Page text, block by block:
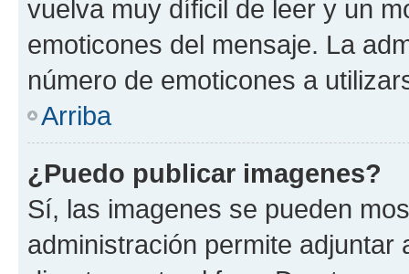
vuelva muy díficil de leer y un
emoticones del mensaje. La
número de emoticones a
Arriba
¿Puedo publicar imagenes?
Sí, las imagenes se pueden
administración permite